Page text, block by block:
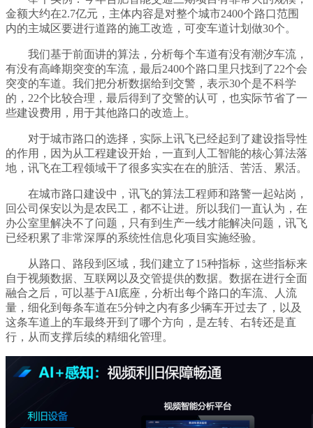
金额大约在2.7亿元，主体内容是对整个城市2400个路口范围
内的主城区要进行道路的施工改造，可变车道计划做30个。
我们基于前面讲的算法，分析每个车道有没有潮汐车流，
有没有高峰期突变的车流，最后2400个路口里只找到了22个会
突变的车道。我们把分析数据给到交警，表示30个是不科学
的，22个比较合理，最后得到了交警的认可，也实际节省了一
些建设费用，用于其他路口的改造上。
对于城市路口的选择，实际上讯飞已经起到了建设指导性
的作用，因为从工程建设开始，一直到人工智能的核心算法落
地，讯飞在工程领域干了很多实实在在的脏活、苦活、累活。
在城市路口建设中，讯飞的算法工程师和路警一起站岗，
回公司保安以为是农民工，都不让进。所以我们一直认为，在
办公室里解决不了问题，只有到生产一线才能解决问题，讯飞
已经积累了非常深厚的系统性信息化项目实施经验。
从路口、路段到区域，我们建立了15种指标，这些指标来
自于视频数据、互联网以及交管提供的数据。数据在进行全面
融合之后，可以基于AI底座，分析出每个路口的车流、人流
量，细化到每条车道在5分钟之内有多少辆车开过去了，以及
这条车道上的车最终开到了哪个方向，是左转、右转还是直
行，从而支撑后续的精细化管理。